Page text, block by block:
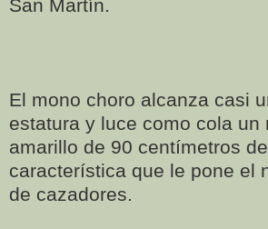
San Martín.
El mono choro alcanza casi
estatura y luce como cola un
amarillo de 90 centímetros
característica que le pone el
de cazadores.